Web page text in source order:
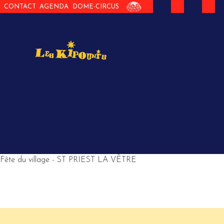
CONTACT AGENDA DOME-CIRCUS
Fête du village - ST PRIEST LA VÊTRE